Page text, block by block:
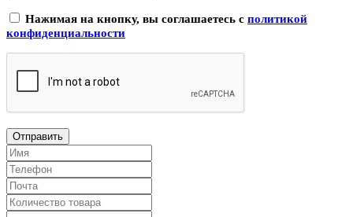
Нажимая на кнопку, вы соглашаетесь с политикой
конфиденциальности